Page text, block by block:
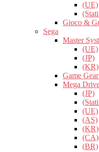
(UE)
Gioco &
Sega
Master
(UE)
(JP)
(KR)
Game
Mega
(JP)
(UE)
(AS)
(KR)
(CA)
(BR)